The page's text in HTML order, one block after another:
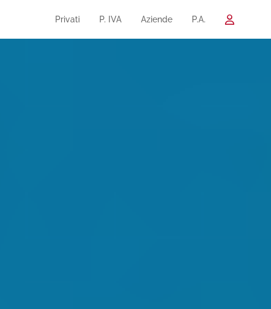
Privati P. IVA Aziende P.A.